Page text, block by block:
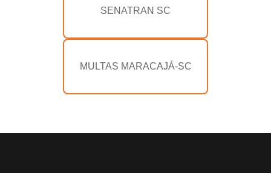
SENATRAN SC
MULTAS MARACAJÁ-SC